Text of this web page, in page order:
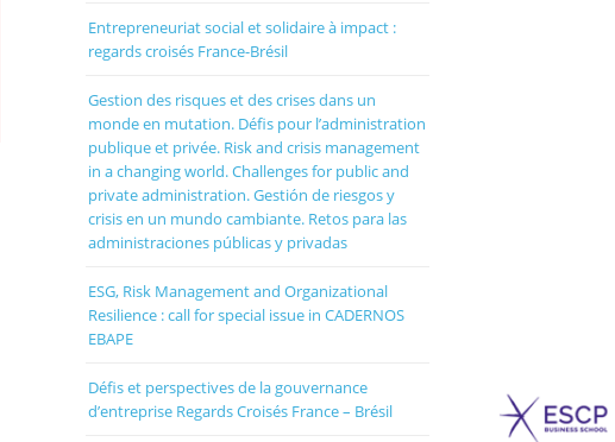
Entrepreneuriat social et solidaire à impact :
regards croisés France-Brésil
Gestion des risques et des crises dans un
monde en mutation. Défis pour l’administration
publique et privée. Risk and crisis management
in a changing world. Challenges for public and
private administration. Gestión de riesgos y
crisis en un mundo cambiante. Retos para las
administraciones públicas y privadas
ESG, Risk Management and Organizational
Resilience : call for special issue in CADERNOS
EBAPE
Défis et perspectives de la gouvernance
d’entreprise Regards Croisés France – Brésil